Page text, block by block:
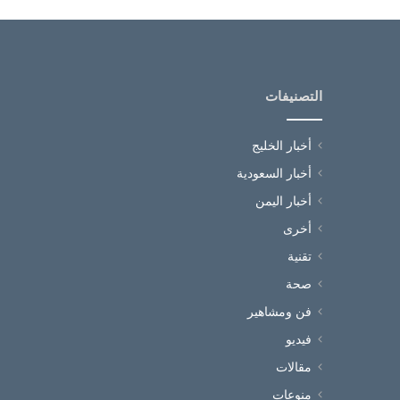
التصنيفات
أخبار الخليج
أخبار السعودية
أخبار اليمن
أخرى
تقنية
صحة
فن ومشاهير
فيديو
مقالات
منوعات